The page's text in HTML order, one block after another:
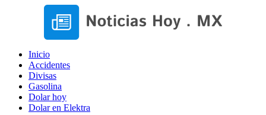
Inicio
Accidentes
Divisas
Gasolina
Dolar hoy
Dolar en Elektra